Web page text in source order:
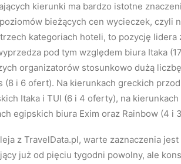
kierunki ma bardzo istotne
bieżących cen wycieczek, czyli
kategoriach hoteli, to pozycję
pod tym względem biura Itaka
organizatorów stosunkowo dużą
(8 i 6 ofert). Na kierunkach greckich
Itaka i TUI (6 i 4 oferty), na
egipskich biura Exim oraz Rainbow (4 i
z TravelData.pl, warte zaznaczenia jest
już od pięciu tygodni powolny, ale